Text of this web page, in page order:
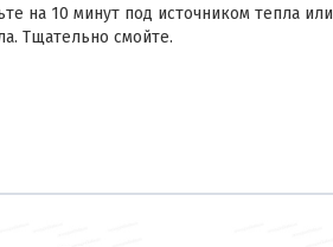
на 10 минут под источником тепла или
Тщательно смойте.